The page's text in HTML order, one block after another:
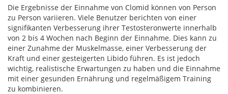
Die Ergebnisse der Einnahme von Clomid können von Person
zu Person variieren. Viele Benutzer berichten von einer
signifikanten Verbesserung ihrer Testosteronwerte innerhalb
von 2 bis 4 Wochen nach Beginn der Einnahme. Dies kann zu
einer Zunahme der Muskelmasse, einer Verbesserung der
Kraft und einer gesteigerten Libido führen. Es ist jedoch
wichtig, realistische Erwartungen zu haben und die Einnahme
mit einer gesunden Ernährung und regelmäßigem Training
zu kombinieren.